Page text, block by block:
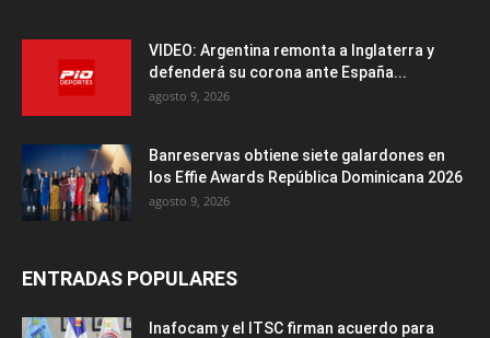
VIDEO: Argentina remonta a Inglaterra y
defenderá su corona ante España...
agosto 9, 2026
Banreservas obtiene siete galardones en
los Effie Awards República Dominicana 2026
agosto 9, 2026
ENTRADAS POPULARES
Inafocam y el ITSC firman acuerdo para